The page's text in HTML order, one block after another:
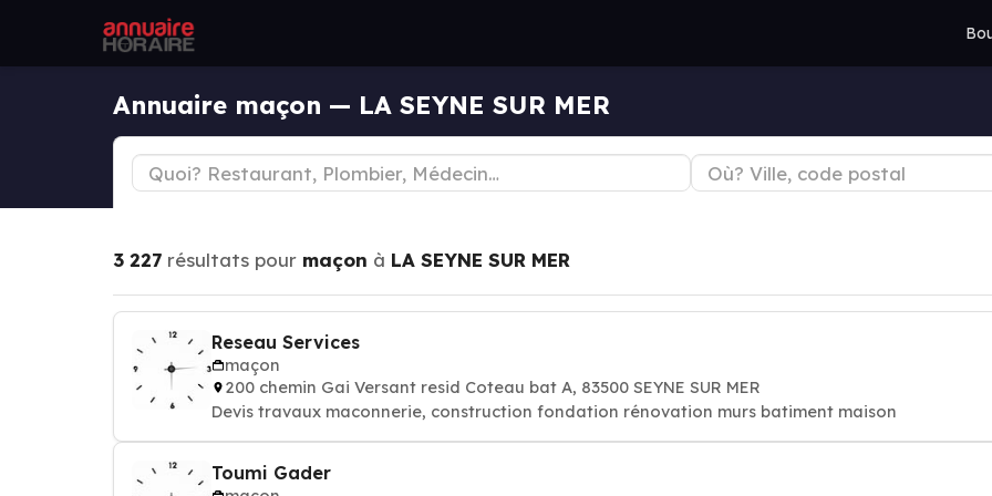
Annuaire maçon — LA SEYNE SUR MER
3 227 résultats pour maçon à LA SEYNE SUR MER
Reseau Services
maçon
200 chemin Gai Versant resid Coteau bat A, 83500 SEYNE SUR MER
Devis travaux maconnerie, construction fondation rénovation murs batiment maison
Toumi Gader